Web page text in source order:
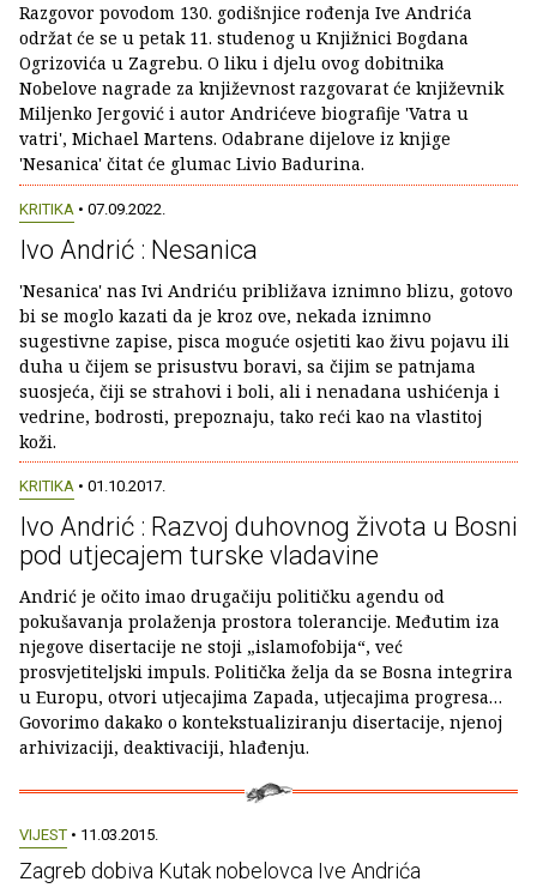
Razgovor povodom 130. godišnjice rođenja Ive Andrića
održat će se u petak 11. studenog u Knjižnici Bogdana
Ogrizovića u Zagrebu. O liku i djelu ovog dobitnika
Nobelove nagrade za književnost razgovarat će književnik
Miljenko Jergović i autor Andrićeve biografije 'Vatra u
vatri', Michael Martens. Odabrane dijelove iz knjige
'Nesanica' čitat će glumac Livio Badurina.
KRITIKA • 07.09.2022.
Ivo Andrić : Nesanica
'Nesanica' nas Ivi Andriću približava iznimno blizu, gotovo
bi se moglo kazati da je kroz ove, nekada iznimno
sugestivne zapise, pisca moguće osjetiti kao živu pojavu ili
duha u čijem se prisustvu boravi, sa čijim se patnjama
suosjeća, čiji se strahovi i boli, ali i nenadana ushićenja i
vedrine, bodrosti, prepoznaju, tako reći kao na vlastitoj
koži.
KRITIKA • 01.10.2017.
Ivo Andrić : Razvoj duhovnog života u Bosni
pod utjecajem turske vladavine
Andrić je očito imao drugačiju političku agendu od
pokušavanja prolaženja prostora tolerancije. Međutim iza
njegove disertacije ne stoji „islamofobija“, već
prosvjetiteljski impuls. Politička želja da se Bosna integrira
u Europu, otvori utjecajima Zapada, utjecajima progresa…
Govorimo dakako o kontekstualiziranju disertacije, njenoj
arhivizaciji, deaktivaciji, hlađenju.
VIJEST • 11.03.2015.
Zagreb dobiva Kutak nobelovca Ive Andrića